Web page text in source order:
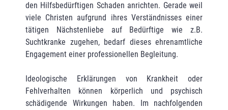
den Hilfsbedürftigen Schaden anrichten. Gerade weil
viele Christen aufgrund ihres Verständnisses einer
tätigen Nächstenliebe auf Bedürftige wie z.B.
Suchtkranke zugehen, bedarf dieses ehrenamtliche
Engagement einer professionellen Begleitung.
Ideologische Erklärungen von Krankheit oder
Fehlverhalten können körperlich und psychisch
schädigende Wirkungen haben. Im nachfolgenden